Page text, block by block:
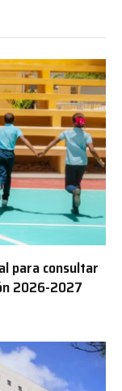
para consultar
2026-2027